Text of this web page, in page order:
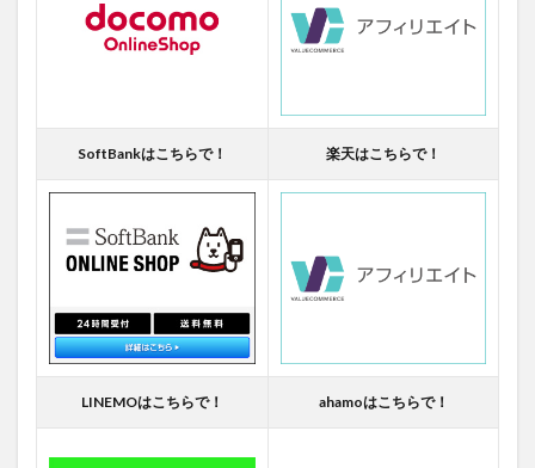
SoftBankはこちらで！ 楽天はこちらで！
LINEMOはこちらで！ ahamoはこちらで！